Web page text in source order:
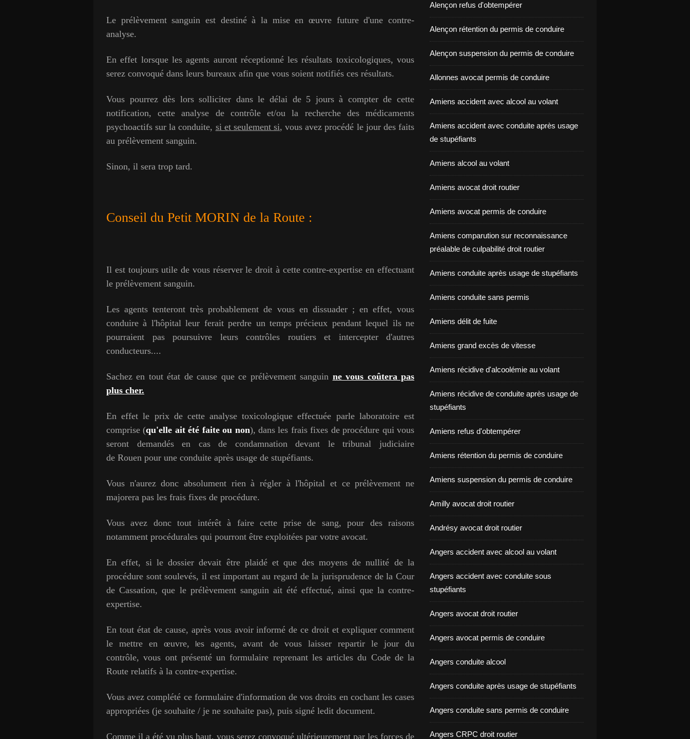
Le prélèvement sanguin est destiné à la mise en œuvre future d'une contre-
analyse.
En effet lorsque les agents auront réceptionné les résultats toxicologiques, vous
serez convoqué dans leurs bureaux afin que vous soient notifiés ces résultats.
Vous pourrez dès lors solliciter dans le délai de 5 jours à compter de cette
notification, cette analyse de contrôle et/ou la recherche des médicaments
psychoactifs sur la conduite, si et seulement si, vous avez procédé le jour des faits
au prélèvement sanguin.
Sinon, il sera trop tard.
Conseil du Petit MORIN de la Route :
Il est toujours utile de vous réserver le droit à cette contre-expertise en effectuant
le prélèvement sanguin.
Les agents tenteront très probablement de vous en dissuader ; en effet, vous
conduire à l'hôpital leur ferait perdre un temps précieux pendant lequel ils ne
pourraient pas poursuivre leurs contrôles routiers et intercepter d'autres
conducteurs....
Sachez en tout état de cause que ce prélèvement sanguin ne vous coûtera pas
plus cher.
En effet le prix de cette analyse toxicologique effectuée parle laboratoire est
comprise (qu'elle ait été faite ou non), dans les frais fixes de procédure qui vous
seront demandés en cas de condamnation devant le tribunal judiciaire
de Rouen pour une conduite après usage de stupéfiants.
Vous n'aurez donc absolument rien à régler à l'hôpital et ce prélèvement ne
majorera pas les frais fixes de procédure.
Vous avez donc tout intérêt à faire cette prise de sang, pour des raisons
notamment procédurales qui pourront être exploitées par votre avocat.
En effet, si le dossier devait être plaidé et que des moyens de nullité de la
procédure sont soulevés, il est important au regard de la jurisprudence de la Cour
de Cassation, que le prélèvement sanguin ait été effectué, ainsi que la contre-
expertise.
En tout état de cause, après vous avoir informé de ce droit et expliquer comment
le mettre en œuvre,
les agents, avant de vous laisser repartir le jour du
contrôle, vous ont présenté un formulaire reprenant les articles du Code de la
Route relatifs à la contre-expertise.
Vous avez complété ce formulaire d'information de vos droits en cochant les cases
appropriées (je souhaite / je ne souhaite pas), puis signé ledit document.
Comme il a été vu plus haut, vous serez convoqué ultérieurement par les forces de
Alençon refus d'obtempérer
Alençon rétention du permis de conduire
Alençon suspension du permis de conduire
Allonnes avocat permis de conduire
Amiens accident avec alcool au volant
Amiens accident avec conduite après usage
de stupéfiants
Amiens alcool au volant
Amiens avocat droit routier
Amiens avocat permis de conduire
Amiens comparution sur reconnaissance
préalable de culpabilité droit routier
Amiens conduite après usage de stupéfiants
Amiens conduite sans permis
Amiens délit de fuite
Amiens grand excès de vitesse
Amiens récidive d'alcoolémie au volant
Amiens récidive de conduite après usage de
stupéfiants
Amiens refus d'obtempérer
Amiens rétention du permis de conduire
Amiens suspension du permis de conduire
Amilly avocat droit routier
Andrésy avocat droit routier
Angers accident avec alcool au volant
Angers accident avec conduite sous
stupéfiants
Angers avocat droit routier
Angers avocat permis de conduire
Angers conduite alcool
Angers conduite après usage de stupéfiants
Angers conduite sans permis de conduire
Angers CRPC droit routier